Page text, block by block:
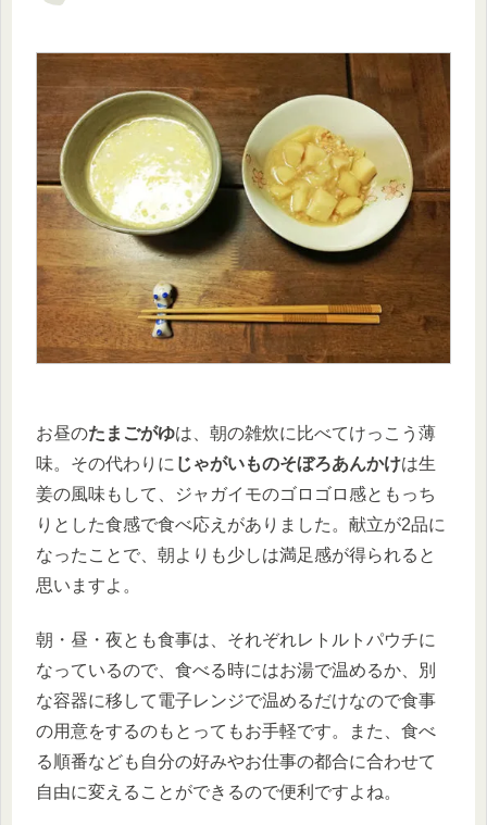
お昼のたまごがゆは、朝の雑炊に比べてけっこう薄
味。その代わりに じゃがいものそぼろあんかけは生
姜の風味もして、ジャガイモのゴロゴロ感ともっち
りとした食感で食べ応えがありました。献立が2品に
なったことで、朝よりも少しは満足感が得られると
思いますよ。
朝・昼・夜とも食事は、それぞれレトルトパウチに
なっているので、食べる時にはお湯で温めるか、別
な容器に移して電子レンジで温めるだけなので食事
の用意をするのもとってもお手軽です。また、食べ
る順番なども自分の好みやお仕事の都合に合わせて
自由に変えることができるので便利ですよね。